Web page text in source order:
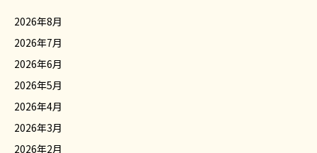
2026年8月
2026年7月
2026年6月
2026年5月
2026年4月
2026年3月
2026年2月